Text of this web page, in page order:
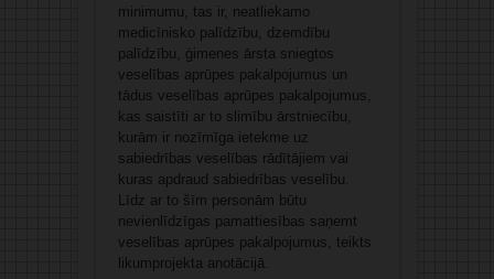
minimumu, tas ir, neatliekamo
medicīnisko palīdzību, dzemdību
palīdzību, ģimenes ārsta sniegtos
veselības aprūpes pakalpojumus un
tādus veselības aprūpes pakalpojumus,
kas saistīti ar to slimību ārstniecību,
kurām ir nozīmīga ietekme uz
sabiedrības veselības rādītājiem vai
kuras apdraud sabiedrības veselību.
Līdz ar to šīm personām būtu
nevienlīdzīgas pamattiesības saņemt
veselības aprūpes pakalpojumus, teikts
likumprojekta anotācijā.